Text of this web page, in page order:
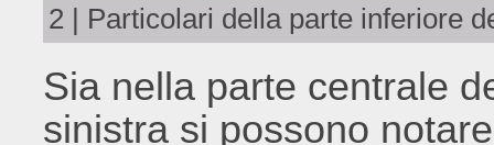
2 | Particolari della parte inferiore
Sia nella parte centrale
sinistra si possono